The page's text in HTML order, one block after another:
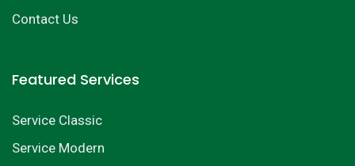
Contact Us
Featured Services
Service Classic
Service Modern